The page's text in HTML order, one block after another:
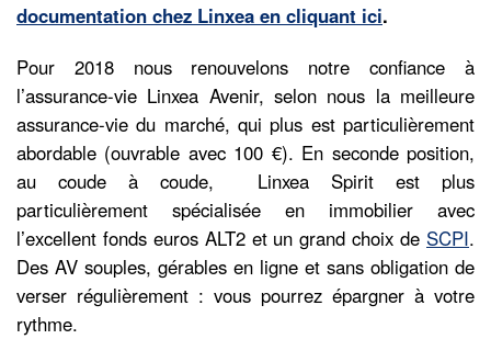
documentation chez Linxea en cliquant ici.
Pour 2018 nous renouvelons notre confiance à
l’assurance-vie Linxea Avenir, selon nous la meilleure
assurance-vie du marché, qui plus est particulièrement
abordable (ouvrable avec 100 €). En seconde position,
au coude à coude, Linxea Spirit est plus
particulièrement spécialisée en immobilier avec
l’excellent fonds euros ALT2 et un grand choix de SCPI.
Des AV souples, gérables en ligne et sans obligation de
verser régulièrement : vous pourrez épargner à votre
rythme.